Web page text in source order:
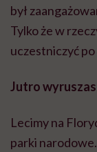
był
Tylko że w
uczestniczyć
Jutro
Lecimy na
parki